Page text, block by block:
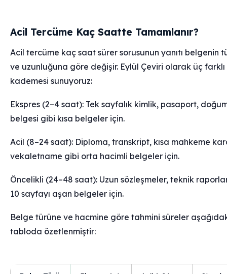
Acil Tercüme Kaç Saatte Tamamlanır?
Acil tercüme kaç saat sürer sorusunun yanıtı belgenin
ve uzunluğuna göre değişir. Eylül Çeviri olarak üç farklı
kademesi sunuyoruz:
Ekspres (2–4 saat): Tek sayfalık kimlik, pasaport,
belgesi gibi kısa belgeler için.
Acil (8–24 saat): Diploma, transkript, kısa mahkeme
vekaletname gibi orta hacimli belgeler için.
Öncelikli (24–48 saat): Uzun sözleşmeler, teknik
10 sayfayı aşan belgeler için.
Belge türüne ve hacmine göre tahmini süreler
tabloda özetlenmiştir: